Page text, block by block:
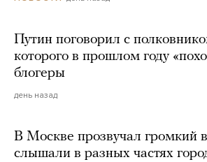
Путин поговорил с
которого в прошлом году
блогеры
день назад
В Москве прозвучал громкий
слышали в разных частях